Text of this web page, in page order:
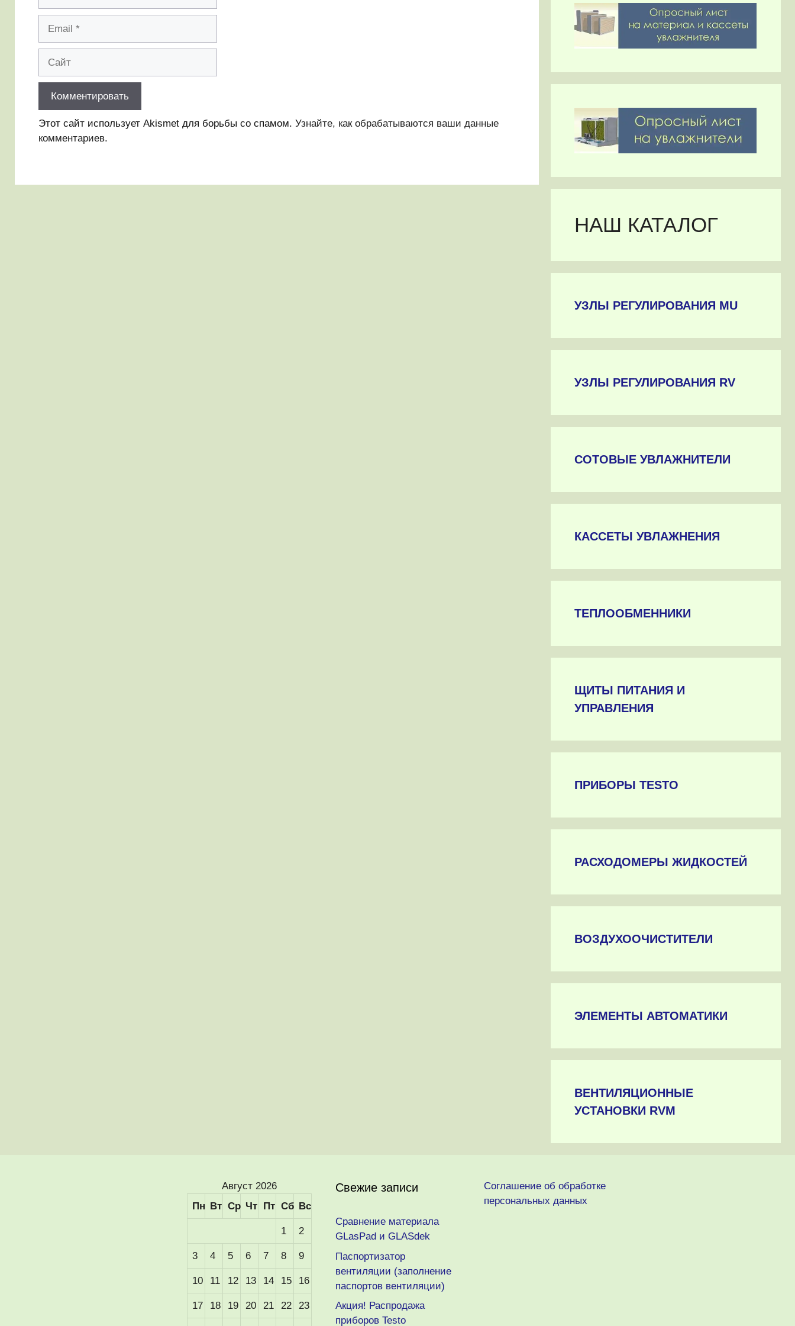
Этот сайт использует Akismet для борьбы со спамом. Узнайте, как обрабатываются ваши данные
комментариев.
НАШ КАТАЛОГ
УЗЛЫ РЕГУЛИРОВАНИЯ MU
УЗЛЫ РЕГУЛИРОВАНИЯ RV
СОТОВЫЕ УВЛАЖНИТЕЛИ
КАССЕТЫ УВЛАЖНЕНИЯ
ТЕПЛООБМЕННИКИ
ЩИТЫ ПИТАНИЯ И
УПРАВЛЕНИЯ
ПРИБОРЫ TESTO
РАСХОДОМЕРЫ ЖИДКОСТЕЙ
ВОЗДУХООЧИСТИТЕЛИ
ЭЛЕМЕНТЫ АВТОМАТИКИ
ВЕНТИЛЯЦИОННЫЕ
УСТАНОВКИ RVM
Август 2026
Пн Вт Ср Чт Пт Сб Вс
1 2
3 4 5 6 7 8 9
10 11 12 13 14 15 16
17 18 19 20 21 22 23
Свежие записи
Сравнение материала
GLasPad и GLASdek
Паспортизатор
вентиляции (заполнение
паспортов вентиляции)
Акция! Распродажа
приборов Testo
Соглашение об обработке
персональных данных